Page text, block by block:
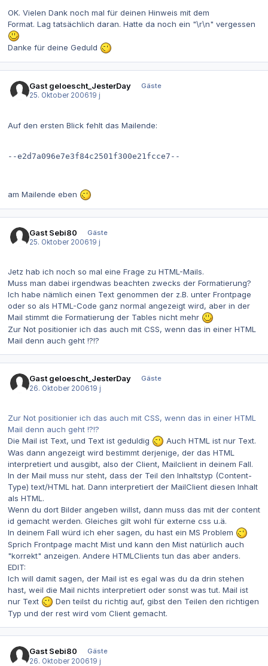
OK. Vielen Dank noch mal für deinen Hinweis mit dem
Format. Lag tatsächlich daran. Hatte da noch ein "\r\n" vergessen
Danke für deine Geduld
Gast geloescht_JesterDay
Gäste
25. Oktober 200619 j
Auf den ersten Blick fehlt das Mailende:
--e2d7a096e7e3f84c2501f300e21fcce7--
am Mailende eben
Gast Sebi80
Gäste
25. Oktober 200619 j
Jetz hab ich noch so mal eine Frage zu HTML-Mails.
Muss man dabei irgendwas beachten zwecks der Formatierung?
Ich habe nämlich einen Text genommen der z.B. unter Frontpage
oder so als HTML-Code ganz normal angezeigt wird, aber in der
Mail stimmt die Formatierung der Tables nicht mehr
Zur Not positionier ich das auch mit CSS, wenn das in einer HTML
Mail denn auch geht !?!?
Gast geloescht_JesterDay
Gäste
26. Oktober 200619 j
Zur Not positionier ich das auch mit CSS, wenn das in einer HTML
Mail denn auch geht !?!?
Die Mail ist Text, und Text ist geduldig
Auch HTML ist nur Text.
Was dann angezeigt wird bestimmt derjenige, der das HTML
interpretiert und ausgibt, also der Client, Mailclient in deinem Fall.
In der Mail muss nur steht, dass der Teil den Inhaltstyp (Content-
Type) text/HTML hat. Dann interpretiert der MailClient diesen Inhalt
als HTML.
Wenn du dort Bilder angeben willst, dann muss das mit der content
id gemacht werden. Gleiches gilt wohl für externe css u.ä.
In deinem Fall würd ich eher sagen, du hast ein MS Problem
Sprich Frontpage macht Mist und kann den Mist natürlich auch
"korrekt" anzeigen. Andere HTMLClients tun das aber anders.
EDIT:
Ich will damit sagen, der Mail ist es egal was du da drin stehen
hast, weil die Mail nichts interpretiert oder sonst was tut. Mail ist
nur Text
Den teilst du richtig auf, gibst den Teilen den richtigen
Typ und der rest wird vom Client gemacht.
Gast Sebi80
Gäste
26. Oktober 200619 j